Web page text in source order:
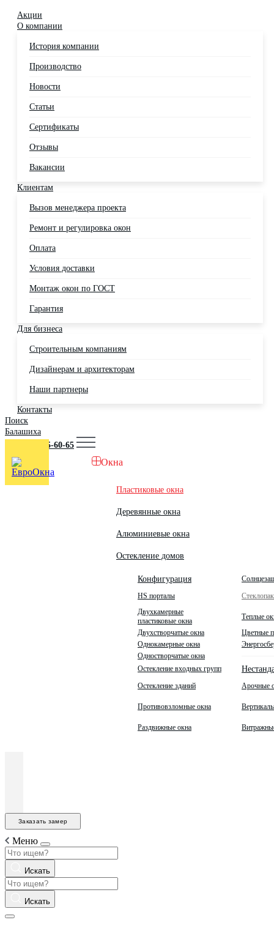
Акции
О компании
История компании
Производство
Новости
Статьи
Сертификаты
Отзывы
Вакансии
Клиентам
Вызов менеджера проекта
Ремонт и регулировка окон
Оплата
Условия доставки
Монтаж окон по ГОСТ
Гарантия
Для бизнеса
Строительным компаниям
Дизайнерам и архитекторам
Наши партнеры
Контакты
Поиск
Балашиха
+7 (495) 725-60-65
Окна
Пластиковые окна
Деревянные окна
Алюминиевые окна
Остекление домов
Конфигурация
HS порталы
Двухкамерные
пластиковые окна
Двухстворчатые окна
Однокамерные окна
Одностворчатые окна
Остекление входных групп
Остекление зданий
Противовзломные окна
Раздвижные окна
Теплые
Цветные
Арочные
Заказать замер
Меню
Искать
Искать